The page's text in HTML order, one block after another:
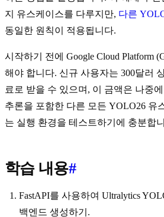
지 유스케이스를 다루지만, 다른
동일한 원칙이 적용됩니다.
시작하기 전에 Google Cloud Platform
해야 합니다. 신규 사용자는 300달러
료로 받을 수 있으며, 이 금액은 나중
추론을 포함한 다른 모든 YOLO26 유
는 실행 환경을 테스트하기에 충분합
학습 내용#
FastAPI를 사용하여 Ultralytics
백엔드 생성하기.